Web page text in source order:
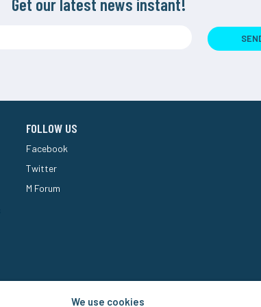
FOLLOW US
Facebook
Twitter
M Forum
We use cookies